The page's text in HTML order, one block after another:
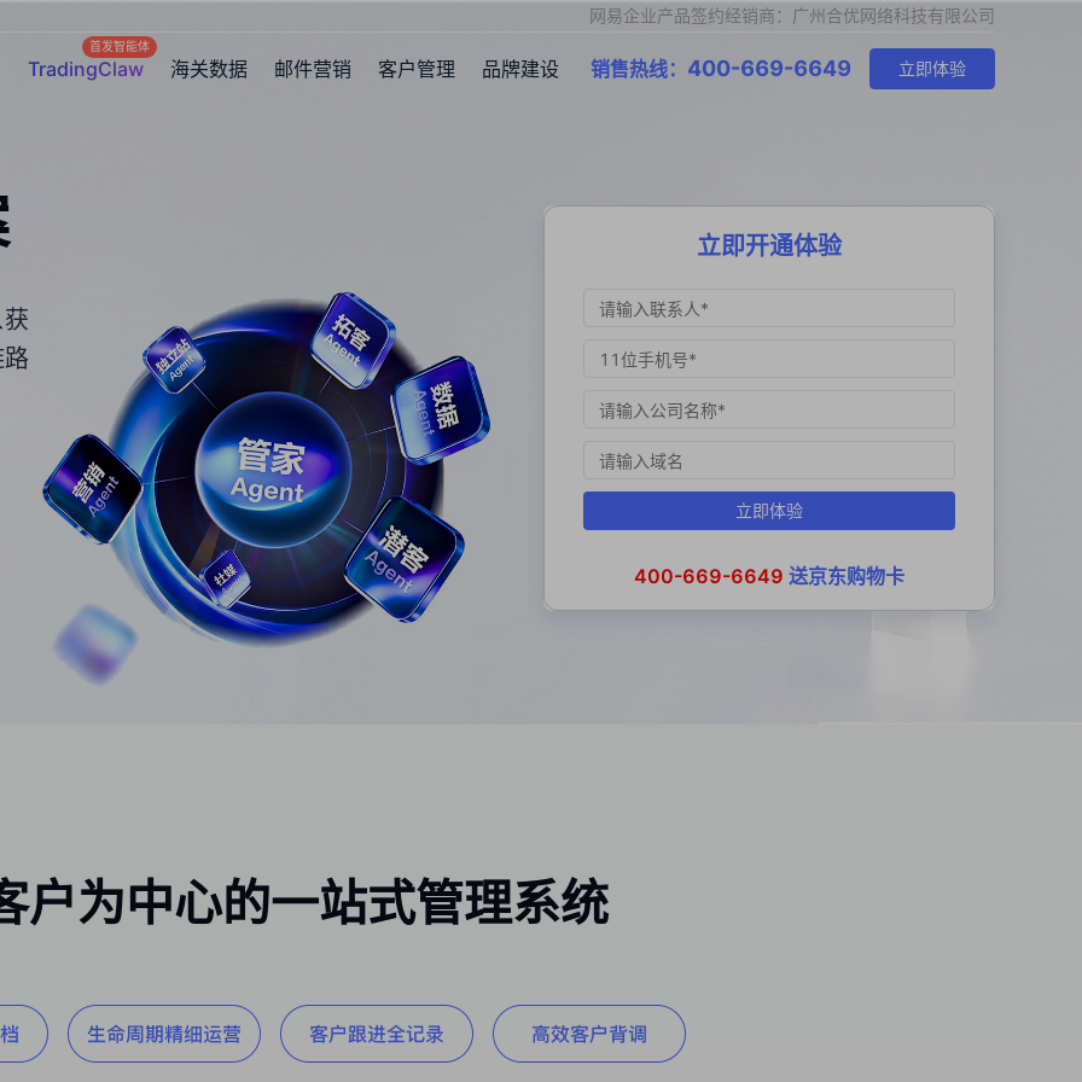
网易企业产品签约经销商：广州合优网络科技有限公司
TradingClaw
首发智能体
海关数据 邮件营销 客户管理 品牌建设 销售热线： 400-669-6649 立即体验
立即开通体验
立即体验
400-669-6649 送京东购物卡
户为中心的一站式管理系统